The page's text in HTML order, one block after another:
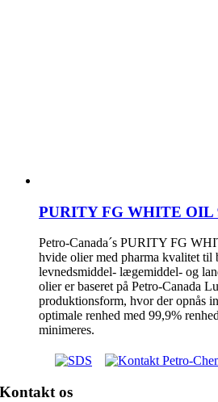
PURITY FG WHITE OIL
Petro-Canada´s PURITY FG
hvide olier med pharma kvalitet til
levnedsmiddel- lægemiddel- og
olier er baseret på Petro-Canada
produktionsform, hvor der opnås
optimale renhed med 99,9%
minimeres.
Kontakt os